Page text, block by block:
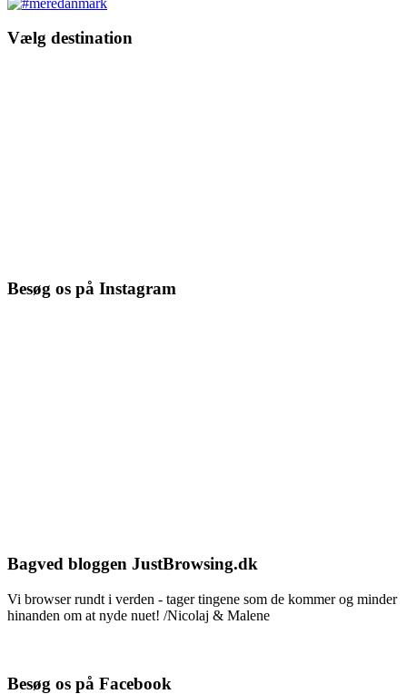
Vælg destination
Besøg os på Instagram
Bagved bloggen JustBrowsing.dk
Vi browser rundt i verden - tager tingene som de kommer og minder
hinanden om at nyde nuet! /Nicolaj & Malene
Besøg os på Facebook